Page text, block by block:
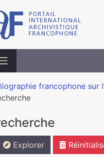
francophone sur
Explorer